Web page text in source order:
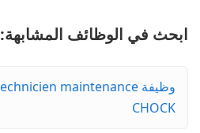
ابحث في الوظائف المشابهة:
CHOCK